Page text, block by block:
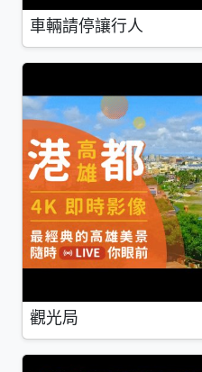
車輛請停讓行人
觀光局